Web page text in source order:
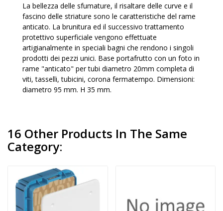
La bellezza delle sfumature, il risaltare delle curve e il
fascino delle striature sono le caratteristiche del rame
anticato. La brunitura ed il successivo trattamento
protettivo superficiale vengono effettuate
artigianalmente in speciali bagni che rendono i singoli
prodotti dei pezzi unici. Base portafrutto con un foto in
rame "anticato" per tubi diametro 20mm completa di
viti, tasselli, tubicini, corona fermatempo. Dimensioni:
diametro 95 mm. H 35 mm.
16 Other Products In The Same
Category: